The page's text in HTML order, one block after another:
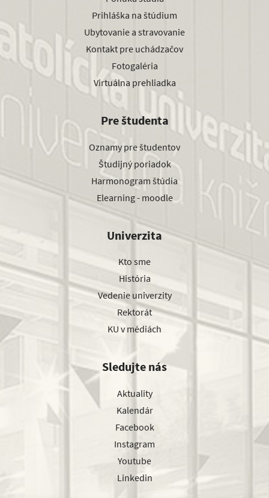
Prihláška na štúdium
Ubytovanie a stravovanie
Kontakt pre uchádzačov
Fotogaléria
Virtuálna prehliadka
Pre študenta
Oznamy pre študentov
Študijný poriadok
Harmonogram štúdia
Elearning - moodle
Univerzita
Kto sme
História
Vedenie univerzity
Rektorát
KU v médiách
Sledujte nás
Aktuality
Kalendár
Facebook
Instagram
Youtube
Linkedin